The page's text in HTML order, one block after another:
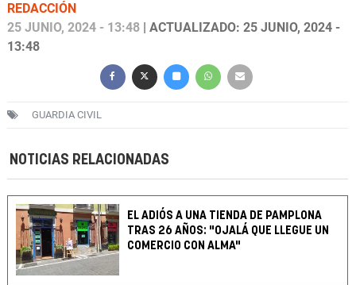
REDACCIÓN
25 JUNIO, 2024 - 13:48 | ACTUALIZADO: 25 JUNIO, 2024 -
13:48
GUARDIA CIVIL
NOTICIAS RELACIONADAS
EL ADIÓS A UNA TIENDA DE PAMPLONA
TRAS 26 AÑOS: "OJALÁ QUE LLEGUE UN
COMERCIO CON ALMA"